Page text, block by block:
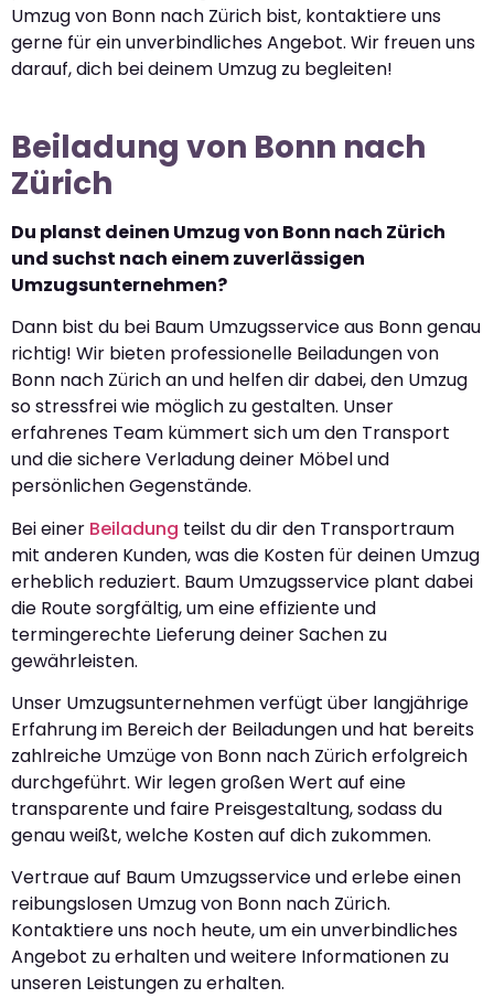
Umzug von Bonn nach Zürich bist, kontaktiere uns
gerne für ein unverbindliches Angebot. Wir freuen uns
darauf, dich bei deinem Umzug zu begleiten!
Beiladung von Bonn nach
Zürich
Du planst deinen Umzug von Bonn nach Zürich
und suchst nach einem zuverlässigen
Umzugsunternehmen?
Dann bist du bei Baum Umzugsservice aus Bonn genau
richtig! Wir bieten professionelle Beiladungen von
Bonn nach Zürich an und helfen dir dabei, den Umzug
so stressfrei wie möglich zu gestalten. Unser
erfahrenes Team kümmert sich um den Transport
und die sichere Verladung deiner Möbel und
persönlichen Gegenstände.
Bei einer Beiladung teilst du dir den Transportraum
mit anderen Kunden, was die Kosten für deinen Umzug
erheblich reduziert. Baum Umzugsservice plant dabei
die Route sorgfältig, um eine effiziente und
termingerechte Lieferung deiner Sachen zu
gewährleisten.
Unser Umzugsunternehmen verfügt über langjährige
Erfahrung im Bereich der Beiladungen und hat bereits
zahlreiche Umzüge von Bonn nach Zürich erfolgreich
durchgeführt. Wir legen großen Wert auf eine
transparente und faire Preisgestaltung, sodass du
genau weißt, welche Kosten auf dich zukommen.
Vertraue auf Baum Umzugsservice und erlebe einen
reibungslosen Umzug von Bonn nach Zürich.
Kontaktiere uns noch heute, um ein unverbindliches
Angebot zu erhalten und weitere Informationen zu
unseren Leistungen zu erhalten.